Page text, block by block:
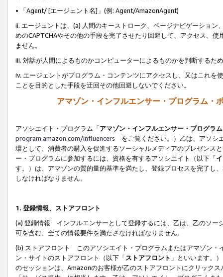
• 「Agent/ [エージェント名]」(例: Agent/AmazonAgent)
ii. エージェントは、(a) 人間のキーストローク、ページナビゲーショ
めのCAPTCHAやその他の手段を完了させたり回避して、アクセス、
ません。
iii. 対話が人間によるものかコンピューターによるものかを判断するた
iv. エージェントがプログラム・コンテンツにアクセスし、又はこれ
ことを目的とした手段を迂回その他回避しないでください。
アマゾン・インフルエンサー・プログラム・
アソシエイト・プログラム「アマゾン・インフルエンサー・プログラム
program.amazon.com/influencers をご覧ください。）乙は、アソシ
環として、消費者の購入を促進するソーシャルメディアのプレゼンス
ー・プログラムに参加するには、資格を有するアソシエイト（以下「
す。）は、アマゾンの質的量的基準を満たし、登録プロセスを完了し、
しなければなりません。
1. 登録情報、ストアフロント
(a) 登録情報 インフルエンサーとして登録するには、乙は、乙のソー
可を含む、全ての情報要件を満たさなければなりません。
(b) ストアフロント このアソシエイト・プログラムまたはアマゾン・
ン・サイトのストアフロント（以下「ストアフロント 」といいます。
のセッションは、Amazonのお客様が乙のストアフロントにクリック